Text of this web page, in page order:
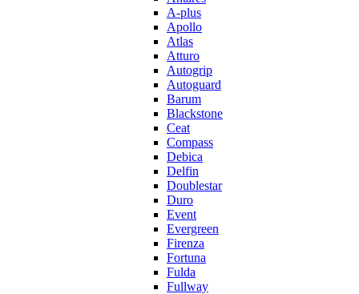
A-plus
Apollo
Atlas
Atturo
Autogrip
Autoguard
Barum
Blackstone
Ceat
Compass
Debica
Delfin
Doublestar
Duro
Event
Evergreen
Firenza
Fortuna
Fulda
Fullway